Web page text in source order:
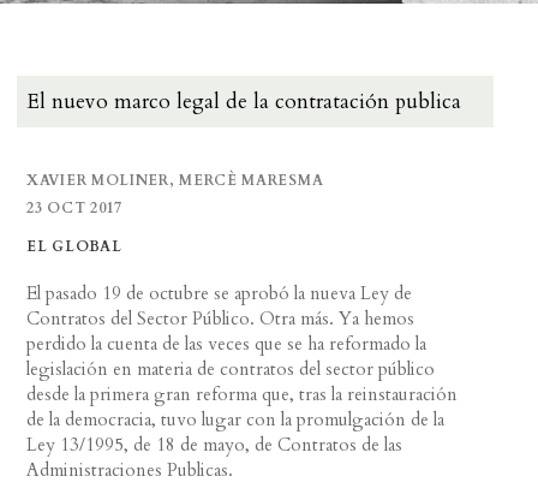
El nuevo marco legal de la contratación publica
XAVIER MOLINER, MERCÈ MARESMA
23 OCT 2017
EL GLOBAL
El pasado 19 de octubre se aprobó la nueva Ley de
Contratos del Sector Público. Otra más. Ya hemos
perdido la cuenta de las veces que se ha reformado la
legislación en materia de contratos del sector público
desde la primera gran reforma que, tras la reinstauración
de la democracia, tuvo lugar con la promulgación de la
Ley 13/1995, de 18 de mayo, de Contratos de las
Administraciones Publicas.